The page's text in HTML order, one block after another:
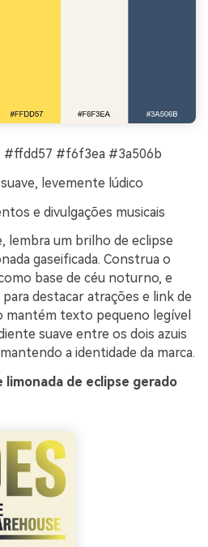
#ffdd57 #f6f3ea #3a506b
levemente lúdico
e divulgações musicais
lembra um brilho de eclipse
gaseificada. Construa o
base de céu noturno, e
destacar atrações e link de
mantém texto pequeno legível
suave entre os dois azuis
a identidade da marca.
limonada de eclipse gerado